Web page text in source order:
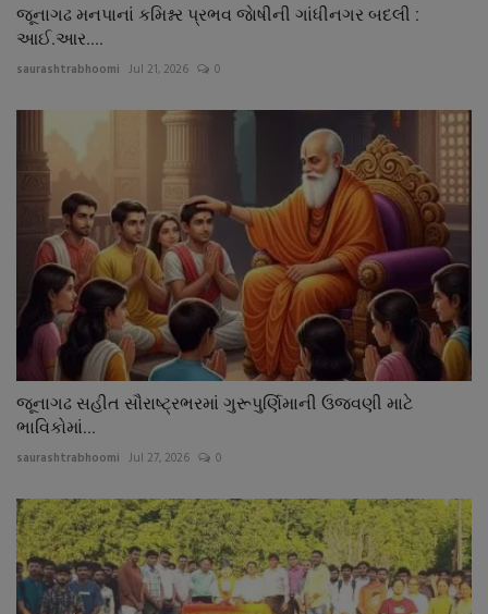
જૂનાગઢ મનપાનાં કમિશ્નર પ્રભવ જાેષીની ગાંધીનગર બદલી :
આઈ.આર....
saurashtrabhoomi Jul 21, 2026 0
જૂનાગઢ સહીત સૌરાષ્ટ્રભરમાં ગુરૂપુર્ણિમાની ઉજવણી માટે
ભાવિકોમાં...
saurashtrabhoomi Jul 27, 2026 0